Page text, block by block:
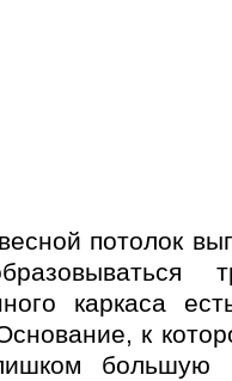
потолок
каркаса
к
большую